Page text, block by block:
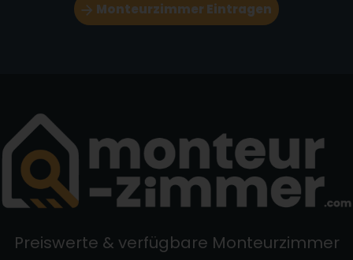
Monteurzimmer Eintragen
Preiswerte & verfügbare Monteurzimmer